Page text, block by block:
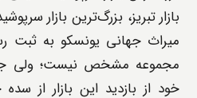
بازار تبریز، بزرگ‌ترین بازار
میراث جهانی یونسکو به ثبت
مجموعه مشخص نیست؛ ولی
خود از بازدید این بازار از